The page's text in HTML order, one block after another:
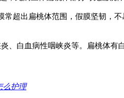
出扁桃体范围，假膜坚韧，不
白血病性咽峡炎等。扁桃体有
么护理